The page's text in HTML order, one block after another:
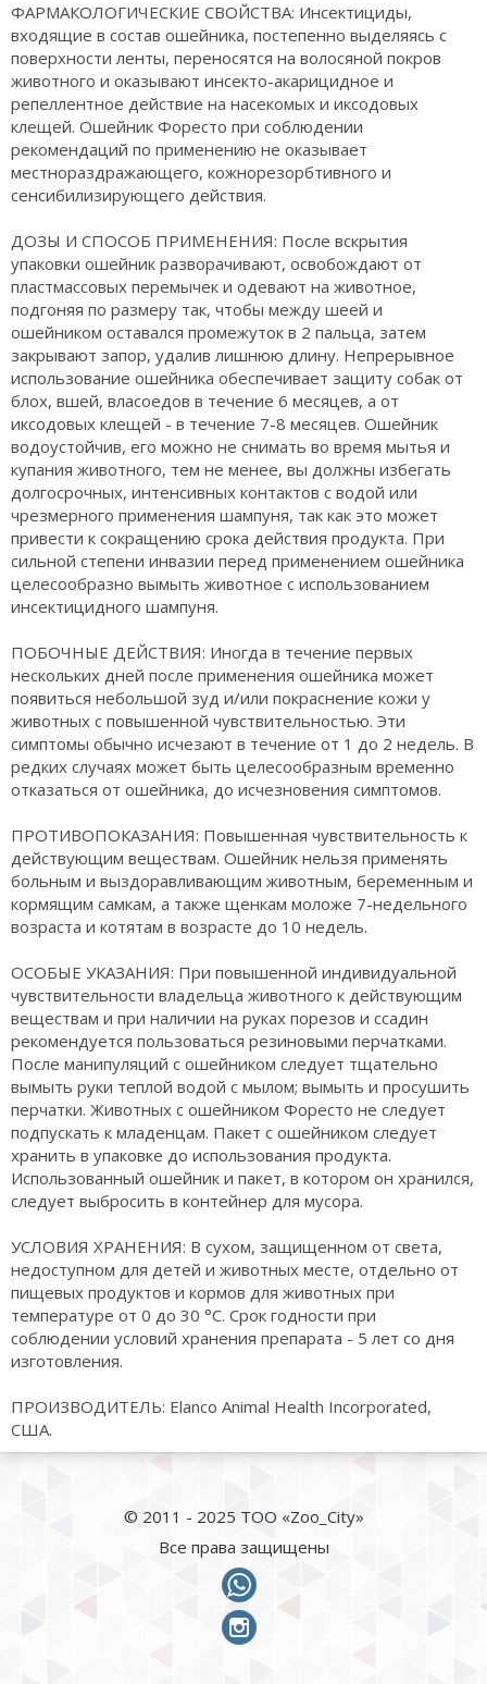
ФАРМАКОЛОГИЧЕСКИЕ СВОЙСТВА: Инсектициды,
входящие в состав ошейника, постепенно выделяясь с
поверхности ленты, переносятся на волосяной покров
животного и оказывают инсекто-акарицидное и
репеллентное действие на насекомых и иксодовых
клещей. Ошейник Форесто при соблюдении
рекомендаций по применению не оказывает
местнораздражающего, кожнорезорбтивного и
сенсибилизирующего действия.
ДОЗЫ И СПОСОБ ПРИМЕНЕНИЯ: После вскрытия
упаковки ошейник разворачивают, освобождают от
пластмассовых перемычек и одевают на животное,
подгоняя по размеру так, чтобы между шеей и
ошейником оставался промежуток в 2 пальца, затем
закрывают запор, удалив лишнюю длину. Непрерывное
использование ошейника обеспечивает защиту собак от
блох, вшей, власоедов в течение 6 месяцев, а от
иксодовых клещей - в течение 7-8 месяцев. Ошейник
водоустойчив, его можно не снимать во время мытья и
купания животного, тем не менее, вы должны избегать
долгосрочных, интенсивных контактов с водой или
чрезмерного применения шампуня, так как это может
привести к сокращению срока действия продукта. При
сильной степени инвазии перед применением ошейника
целесообразно вымыть животное с использованием
инсектицидного шампуня.
ПОБОЧНЫЕ ДЕЙСТВИЯ: Иногда в течение первых
нескольких дней после применения ошейника может
появиться небольшой зуд и/или покраснение кожи у
животных с повышенной чувствительностью. Эти
симптомы обычно исчезают в течение от 1 до 2 недель. В
редких случаях может быть целесообразным временно
отказаться от ошейника, до исчезновения симптомов.
ПРОТИВОПОКАЗАНИЯ: Повышенная чувствительность к
действующим веществам. Ошейник нельзя применять
больным и выздоравливающим животным, беременным и
кормящим самкам, а также щенкам моложе 7-недельного
возраста и котятам в возрасте до 10 недель.
ОСОБЫЕ УКАЗАНИЯ: При повышенной индивидуальной
чувствительности владельца животного к действующим
веществам и при наличии на руках порезов и ссадин
рекомендуется пользоваться резиновыми перчатками.
После манипуляций с ошейником следует тщательно
вымыть руки теплой водой с мылом; вымыть и просушить
перчатки. Животных с ошейником Форесто не следует
подпускать к младенцам. Пакет с ошейником следует
хранить в упаковке до использования продукта.
Использованный ошейник и пакет, в котором он хранился,
следует выбросить в контейнер для мусора.
УСЛОВИЯ ХРАНЕНИЯ: В сухом, защищенном от света,
недоступном для детей и животных месте, отдельно от
пищевых продуктов и кормов для животных при
температуре от 0 до 30 °С. Срок годности при
соблюдении условий хранения препарата - 5 лет со дня
изготовления.
ПРОИЗВОДИТЕЛЬ: Elanco Animal Health Incorporated,
США.
© 2011 - 2025 ТОО «Zoo_City»
Все права защищены
instagram